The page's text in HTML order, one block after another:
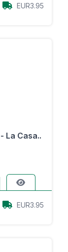
EUR3.95
La Casa..
EUR3.95